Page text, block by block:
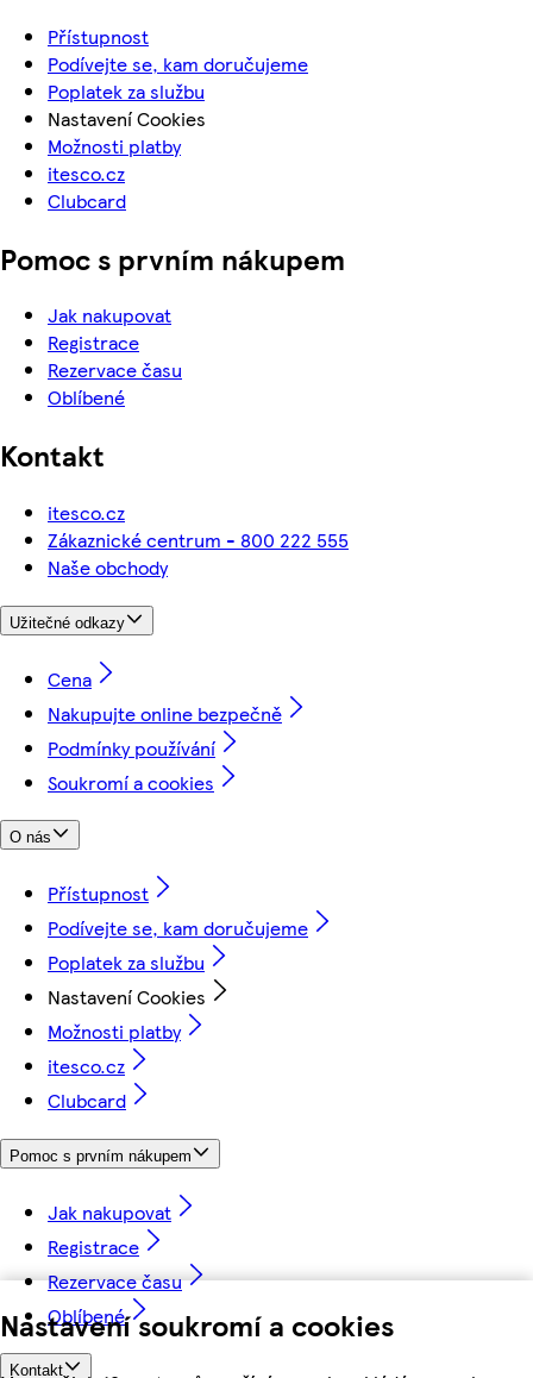
Nastavení soukromí a cookies
Přístupnost
Podívejte se, kam doručujeme
Poplatek za službu
Nastavení Cookies
Možnosti platby
itesco.cz
Clubcard
Pomoc s prvním nákupem
Jak nakupovat
Registrace
Rezervace času
Oblíbené
Kontakt
itesco.cz
Zákaznické centrum - 800 222 555
Naše obchody
Užitečné odkazy
Cena
Nakupujte online bezpečně
Podmínky používání
Soukromí a cookies
O nás
Přístupnost
Podívejte se, kam doručujeme
Poplatek za službu
Nastavení Cookies
Možnosti platby
itesco.cz
Clubcard
Pomoc s prvním nákupem
Jak nakupovat
Registrace
Rezervace času
Oblíbené
Kontakt